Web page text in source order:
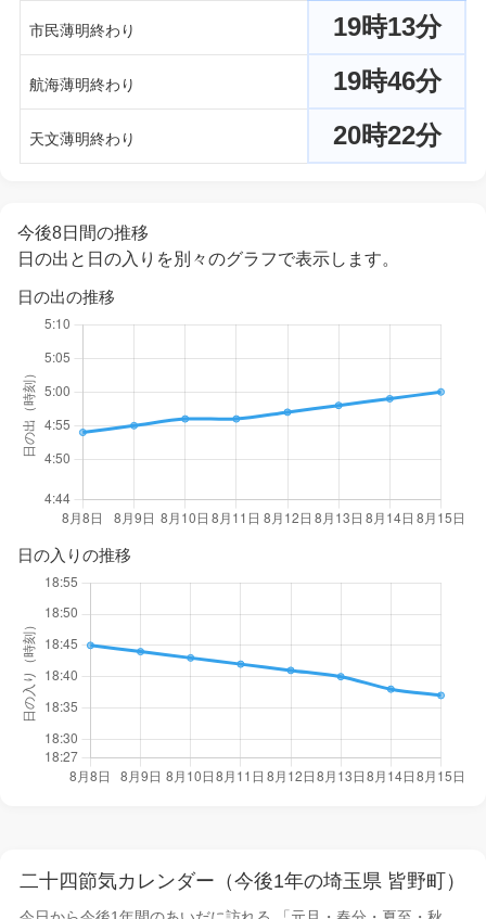
市民薄明終わり 19時13分
航海薄明終わり 19時46分
天文薄明終わり 20時22分
今後8日間の推移
日の出と日の入りを別々のグラフで表示します。
日の出の推移
日の入りの推移
二十四節気カレンダー（今後1年の埼玉県 皆野町）